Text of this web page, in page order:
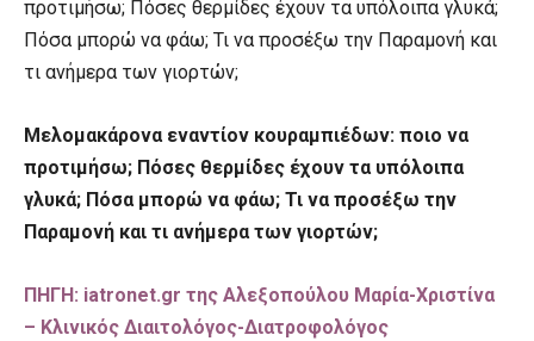
προτιμήσω; Πόσες θερμίδες έχουν τα υπόλοιπα γλυκά;
Πόσα μπορώ να φάω; Τι να προσέξω την Παραμονή και
τι ανήμερα των γιορτών;
Μελομακάρονα εναντίον κουραμπιέδων: ποιο να
προτιμήσω; Πόσες θερμίδες έχουν τα υπόλοιπα
γλυκά; Πόσα μπορώ να φάω; Τι να προσέξω την
Παραμονή και τι ανήμερα των γιορτών;
ΠΗΓΗ: iatronet.gr της Αλεξοπούλου Μαρία-Χριστίνα
– Κλινικός Διαιτολόγος-Διατροφολόγος